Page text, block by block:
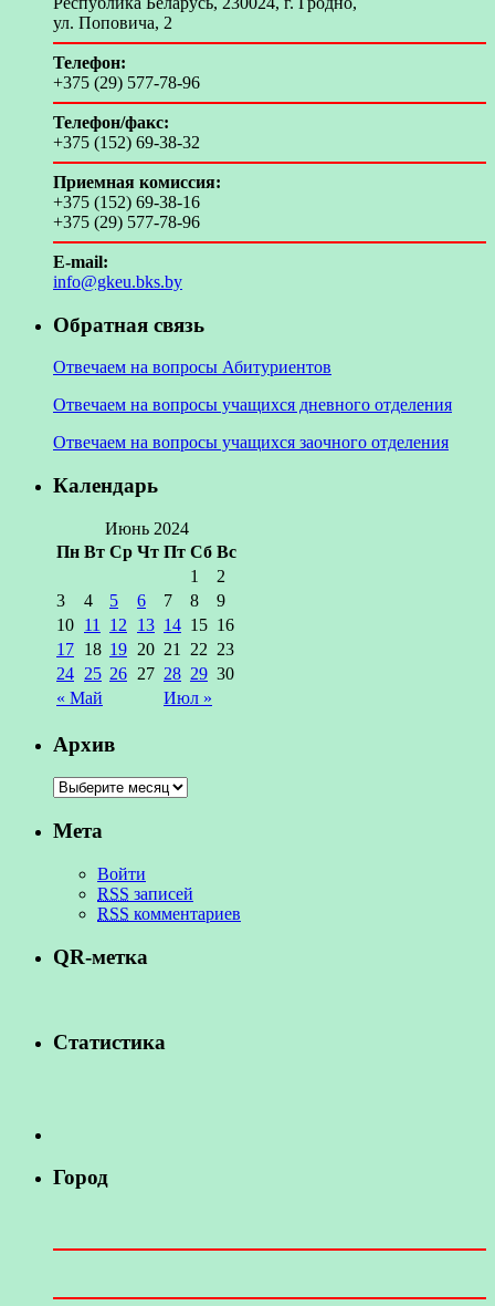
ул. Поповича, 2
Телефон:
+375 (29) 577-78-96
Телефон/факс:
+375 (152) 69-38-32
Приемная комиссия:
+375 (152) 69-38-16
+375 (29) 577-78-96
E-mail:
info@gkeu.bks.by
Обратная связь
Отвечаем на вопросы Абитуриентов
Отвечаем на вопросы учащихся дневного отделения
Отвечаем на вопросы учащихся заочного отделения
Календарь
Июнь 2024
Пн Вт Ср Чт Пт Сб Вс
« Май Июл »
1
2
3
4 5 6 7 8
9
10 11 12 13 14 15 16
17 18 19 20 21 22 23
24 25 26 27 28 29 30
Архив
Мета
Войти
RSS записей
RSS комментариев
QR-метка
Статистика
Город